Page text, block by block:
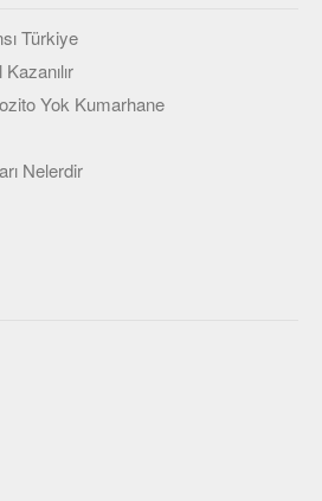
Türkiye
Yok Kumarhane
Nelerdir